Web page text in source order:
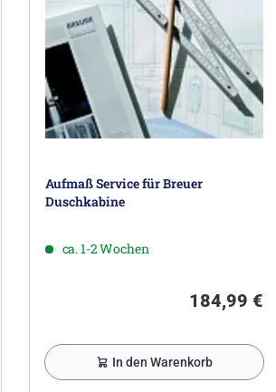
Aufmaß Service für Breuer
Duschkabine
ca. 1-2 Wochen
184,99 €
In den Warenkorb